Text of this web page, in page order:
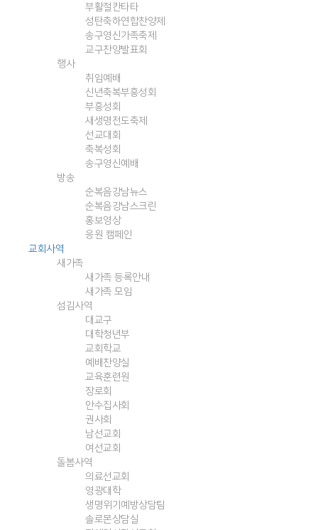
부활절칸타타
성탄축하연합찬양제
송구영신가족축제
교구찬양발표회
행사
취임예배
신년축복부흥성회
부흥성회
새생명전도축제
선교대회
축복성회
송구영신예배
방송
순복음강남뉴스
순복음강남스크린
홍보영상
응원 캠페인
교회사역
새가족
새가족 등록안내
새가족 모임
섬김사역
대교구
대학청년부
교회학교
예배찬양실
교육훈련원
장로회
안수집사회
권사회
남선교회
여선교회
돌봄사역
의료선교회
영광대학
생명위기예방상담팀
솔로몬상담실